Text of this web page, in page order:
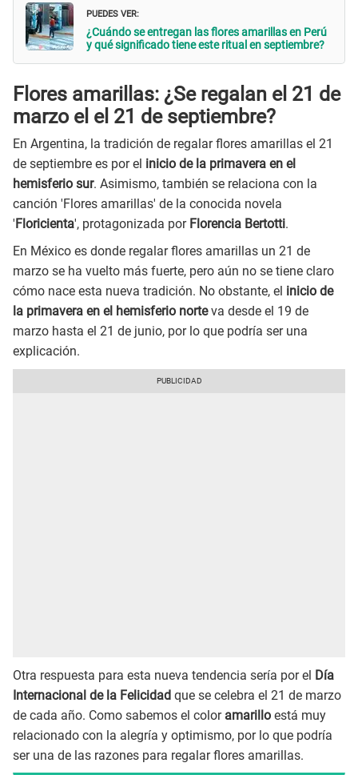
PUEDES VER:
¿Cuándo se entregan las flores amarillas en Perú
y qué significado tiene este ritual en septiembre?
Flores amarillas: ¿Se regalan el 21 de
marzo el el 21 de septiembre?
En Argentina, la tradición de regalar flores amarillas el 21
de septiembre es por el inicio de la primavera en el
hemisferio sur. Asimismo, también se relaciona con la
canción 'Flores amarillas' de la conocida novela
'Floricienta', protagonizada por Florencia Bertotti.
En México es donde regalar flores amarillas un 21 de
marzo se ha vuelto más fuerte, pero aún no se tiene claro
cómo nace esta nueva tradición. No obstante, el inicio de
la primavera en el hemisferio norteva desde el 19 de
marzo hasta el 21 de junio, por lo que podría ser una
explicación.
Otra respuesta para esta nueva tendencia sería por el Día
Internacional de la Felicidad que se celebra el 21 de marzo
de cada año. Como sabemos el color amarillo está muy
relacionado con la alegría y optimismo, por lo que podría
ser una de las razones para regalar flores amarillas.